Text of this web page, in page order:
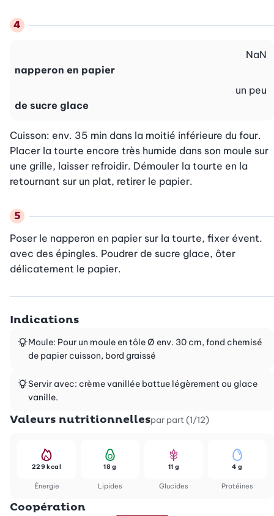
napperon en papier
NaN
de sucre glace
un peu
Cuisson: env. 35 min dans la moitié inférieure du four.
Placer la tourte encore très humide dans son moule sur
une grille, laisser refroidir. Démouler la tourte en la
retournant sur un plat, retirer le papier.
Poser le napperon en papier sur la tourte, fixer évent.
avec des épingles. Poudrer de sucre glace, ôter
délicatement le papier.
Indications
Moule: Pour un moule en tôle Ø env. 30 cm, fond chemisé
de papier cuisson, bord graissé
Servir avec: crème vanillée battue légèrement ou glace
vanille.
Valeurs nutritionnellespar part (1/12)
Énergie
229 kcal
Lipides
18 g
Glucides
11 g
Protéines
4 g
Coopération